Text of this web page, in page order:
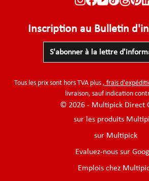
Inscription au Bulletin
S'abonner à la lettre
Tous les prix sont hors TVA plus , frais
livraison, sauf indication
© 2026 - Multipick Direct
sur les produits
sur Multipick
Evaluez-nous sur
Emplois chez